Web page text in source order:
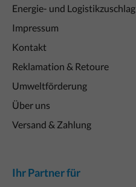
Energie- und Logistikzuschlag
Impressum
Kontakt
Reklamation & Retoure
Umweltförderung
Über uns
Versand & Zahlung
Ihr Partner für